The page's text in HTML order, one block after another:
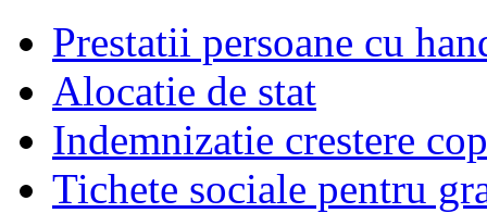
Prestatii persoane cu
Alocatie de stat
Indemnizatie crestere
Tichete sociale pentru